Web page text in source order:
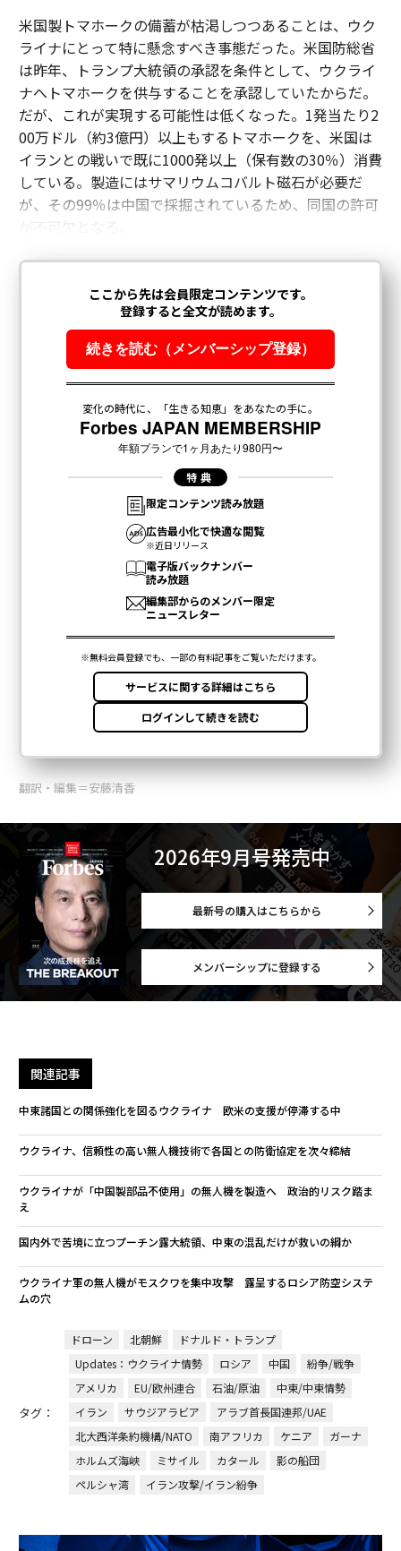
米国製トマホークの備蓄が枯渇しつつあることは、ウク
ライナにとって特に懸念すべき事態だった。米国防総省
は昨年、トランプ大統領の承認を条件として、ウクライ
ナへトマホークを供与することを承認していたからだ。
だが、これが実現する可能性は低くなった。1発当たり2
00万ドル（約3億円）以上もするトマホークを、米国は
イランとの戦いで既に1000発以上（保有数の30％）消費
している。製造にはサマリウムコバルト磁石が必要だ
が、その99％は中国で採掘されているため、同国の許可
翻訳・編集＝安藤清香
2026年9月号発売中
最新号の購入はこちらから
メンバーシップに登録する
関連記事
中東諸国との関係強化を図るウクライナ 欧米の支援が停滞する中
ウクライナ、信頼性の高い無人機技術で各国との防衛協定を次々締結
ウクライナが「中国製部品不使用」の無人機を製造へ 政治的リスク踏ま
え
国内外で苦境に立つプーチン露大統領、中東の混乱だけが救いの綱か
ウクライナ軍の無人機がモスクワを集中攻撃 露呈するロシア防空システ
ムの穴
タグ：
ドローン 北朝鮮
ドナルド・トランプ
Updates：ウクライナ情勢
ロシア 中国
紛争/戦争
アメリカ
EU/欧州連合 石油/原油
中東/中東情勢
イラン
サウジアラビア
アラブ首長国連邦/UAE
北大西洋条約機構/NATO
南アフリカ ケニア
ガーナ
ホルムズ海峡
ミサイル カタール
影の船団
ペルシャ湾
イラン攻撃/イラン紛争